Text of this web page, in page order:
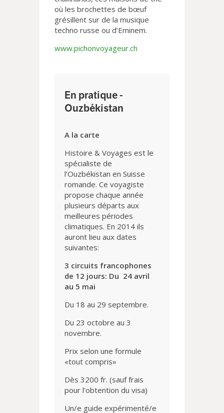
où les brochettes de bœuf
grésillent sur de la musique
techno russe ou d’Eminem.
www.pichonvoyageur.ch
En pratique -
Ouzbékistan
A la carte
Histoire & Voyages est le
spécialiste de
l’Ouzbékistan en Suisse
romande. Ce voyagiste
propose chaque année
plusieurs départs aux
meilleures périodes
climatiques. En 2014 ils
auront lieu aux dates
suivantes:
3 circuits francophones
de 12 jours: Du 24 avril
au 5 mai
Du 18 au 29 septembre.
Du 23 octobre au 3
novembre.
Prix selon une formule
«tout compris»
Dès 3200 fr. (sauf frais
pour l’obtention du visa)
Un/e guide expérimenté/e